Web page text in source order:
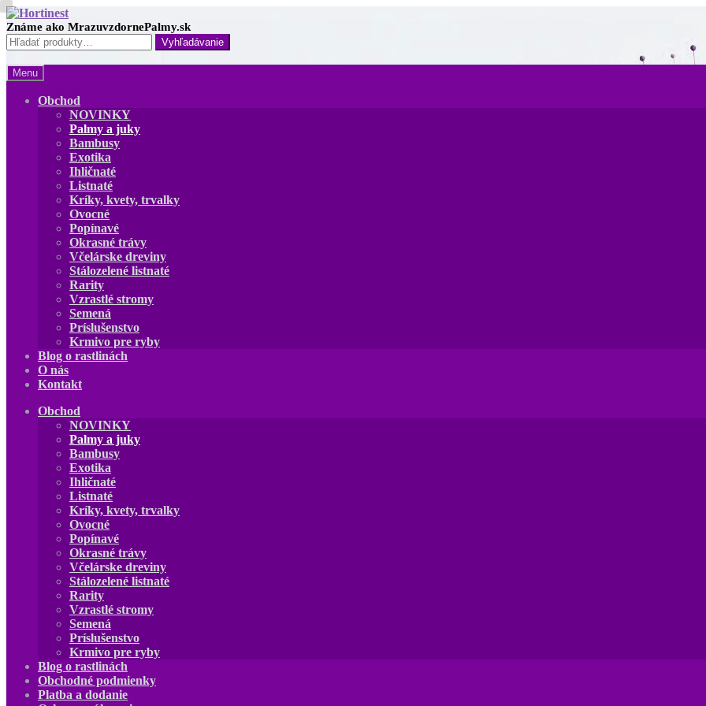
Preskočiť
na
navigáciu
Preskočiť
na
obsah
Hľadať:
Menu
Obchod
NOVINKY
Palmy a juky
Bambusy
Exotika
Ihličnaté
Listnaté
Kríky, kvety, trvalky
Ovocné
Popínavé
Okrasné trávy
Včelárske dreviny
Stálozelené listnaté
Rarity
Vzrastlé stromy
Semená
Príslušenstvo
Krmivo pre ryby
Blog o rastlinách
O nás
Kontakt
Obchod
NOVINKY
Palmy a juky
Bambusy
Exotika
Ihličnaté
Listnaté
Kríky, kvety, trvalky
Ovocné
Popínavé
Okrasné trávy
Včelárske dreviny
Stálozelené listnaté
Rarity
Vzrastlé stromy
Semená
Príslušenstvo
Krmivo pre ryby
Blog o rastlinách
Obchodné podmienky
Platba a dodanie